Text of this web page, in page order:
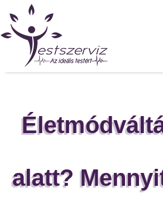
alatt?